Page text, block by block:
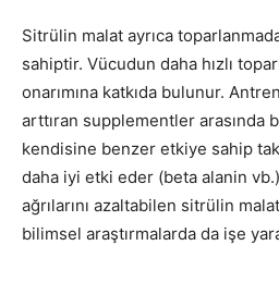
Sitrülin malat ayrıca
sahiptir. Vücudun daha hızlı
onarımına katkıda bulunur.
arttıran supplementler arasında
kendisine benzer etkiye sahip
daha iyi etki eder (beta alanin
ağrılarını azaltabilen sitrülin
bilimsel araştırmalarda da işe